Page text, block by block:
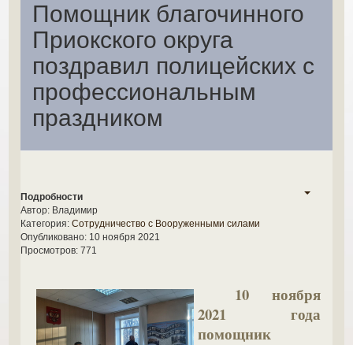
Помощник благочинного
Приокского округа
поздравил полицейских с
профессиональным
праздником
Подробности
Автор: Владимир
Категория:Сотрудничество с Вооруженными силами
Опубликовано: 10 ноября 2021
Просмотров: 771
10 ноября
2021 года
помощник